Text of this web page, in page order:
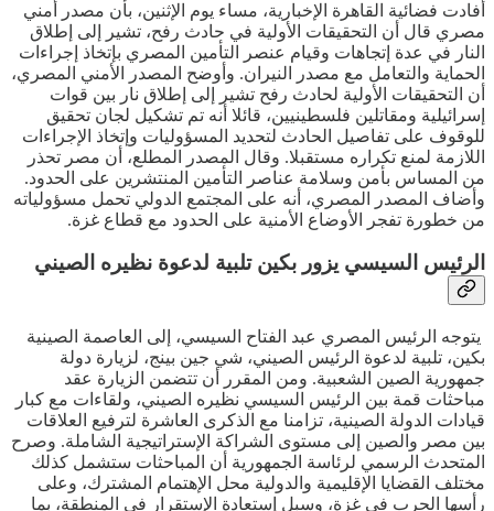
أفادت فضائية القاهرة الإخبارية، مساء يوم الإثنين، بأن مصدر أمني
مصري قال أن التحقيقات الأولية في حادث رفح، تشير إلى إطلاق
النار في عدة إتجاهات وقيام عنصر التأمين المصري بإتخاذ إجراءات
الحماية والتعامل مع مصدر النيران. وأوضح المصدر الأمني المصري،
أن التحقيقات الأولية لحادث رفح تشير إلى إطلاق نار بين قوات
إسرائيلية ومقاتلين فلسطينيين، قائلا أنه تم تشكيل لجان تحقيق
للوقوف على تفاصيل الحادث لتحديد المسؤوليات وإتخاذ الإجراءات
اللازمة لمنع تكراره مستقبلا. وقال المصدر المطلع، أن مصر تحذر
من المساس بأمن وسلامة عناصر التأمين المنتشرين على الحدود.
وأضاف المصدر المصري، أنه على المجتمع الدولي تحمل مسؤولياته
من خطورة تفجر الأوضاع الأمنية على الحدود مع قطاع غزة.
الرئيس السيسي يزور بكين تلبية لدعوة نظيره الصيني
يتوجه الرئيس المصري عبد الفتاح السيسي، إلى العاصمة الصينية
بكين، تلبية لدعوة الرئيس الصيني، شي جين بينج، لزيارة دولة
جمهورية الصين الشعبية. ومن المقرر أن تتضمن الزيارة عقد
مباحثات قمة بين الرئيس السيسي نظيره الصيني، ولقاءات مع كبار
قيادات الدولة الصينية، تزامنا مع الذكرى العاشرة لترفيع العلاقات
بين مصر والصين إلى مستوى الشراكة الإستراتيجية الشاملة. وصرح
المتحدث الرسمي لرئاسة الجمهورية أن المباحثات ستشمل كذلك
مختلف القضايا الإقليمية والدولية محل الإهتمام المشترك، وعلى
رأسها الحرب في غزة، وسبل إستعادة الإستقرار في المنطقة، بما